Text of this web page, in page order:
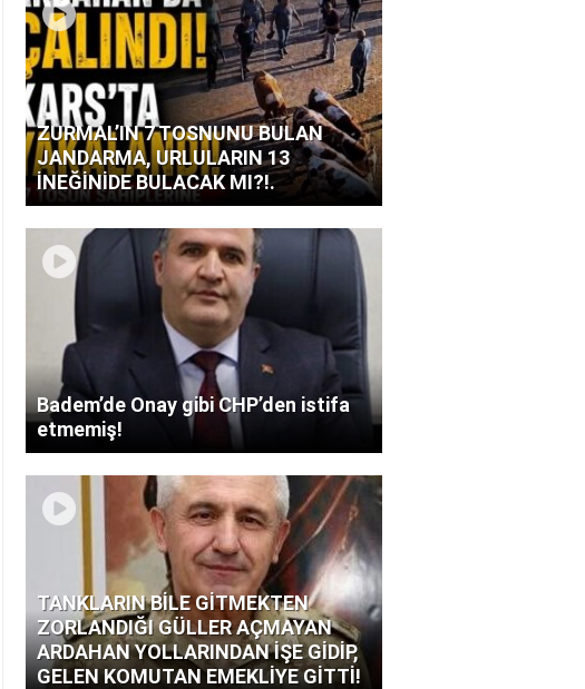
ZURMAL’IN 7 TOSNUNU BULAN
JANDARMA, URLULARIN 13
İNEĞİNİDE BULACAK MI?!.
Badem’de Onay gibi CHP’den istifa
etmemiş!
TANKLARIN BİLE GİTMEKTEN
ZORLANDIĞI GÜLLER AÇMAYAN
ARDAHAN YOLLARINDAN İŞE GİDİP,
GELEN KOMUTAN EMEKLİYE GİTTİ!